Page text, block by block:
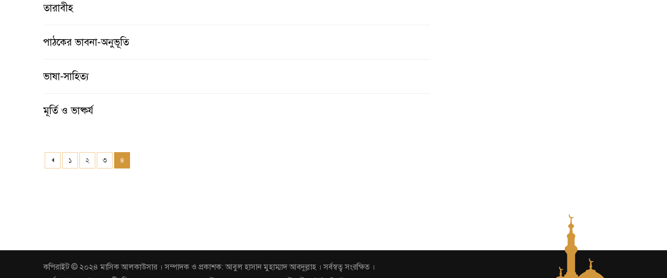
তারাবীহ
পাঠকের ভাবনা-অনুভূতি
ভাষা-সাহিত্য
মূর্তি ও ভাষ্কর্য
১ ২ ৩ ৪
কপিরাইট © ২০২৪ মাসিক আলকাউসার । সম্পাদক ও প্রকাশক: আবুল হাসান মুহাম্মাদ আবদুল্লাহ । সর্বস্বত্ব সংরক্ষিত ।